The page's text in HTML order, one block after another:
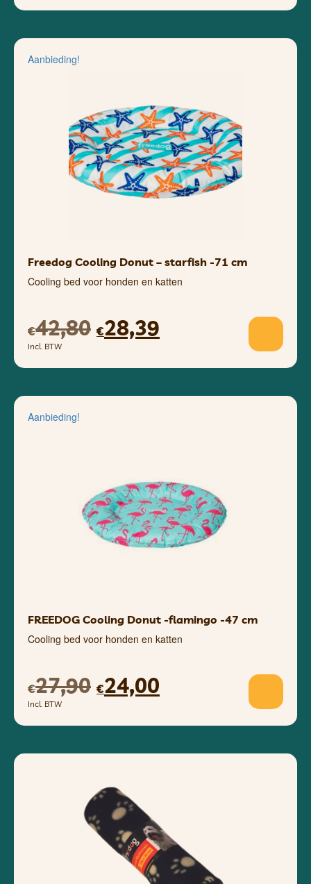
Aanbieding!
Freedog Cooling Donut – starfish -71 cm
Cooling bed voor honden en katten
€42,80 €28,39
Incl. BTW
Aanbieding!
FREEDOG Cooling Donut -flamingo -47 cm
Cooling bed voor honden en katten
€27,90 €24,00
Incl. BTW